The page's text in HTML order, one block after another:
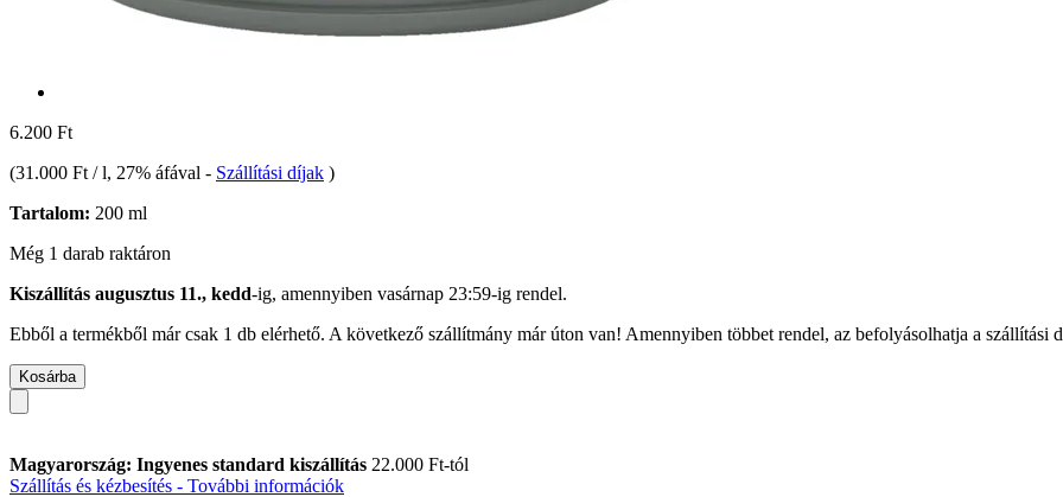
6.200 Ft
(31.000 Ft / l, 27% áfával - Szállítási díjak )
Tartalom: 200 ml
Még 1 darab raktáron
Kiszállítás augusztus 11., kedd-ig, amennyiben vasárnap 23:59-ig rendel.
Ebből a termékből már csak 1 db elérhető. A következő szállítmány már úton van! Amennyiben többet rendel, az befolyásolhatja a szállítási
Kosárba
Magyarország: Ingyenes standard kiszállítás 22.000 Ft-tól
Szállítás és kézbesítés - További információk